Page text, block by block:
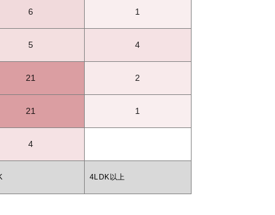
6 1
5 4
21 2
21 1
4
4LDK以上